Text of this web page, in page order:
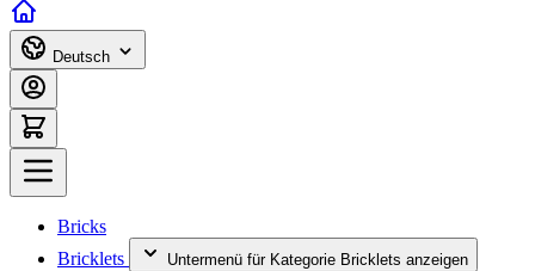
Deutsch
Bricks
Bricklets
Untermenü für Kategorie Bricklets anzeigen